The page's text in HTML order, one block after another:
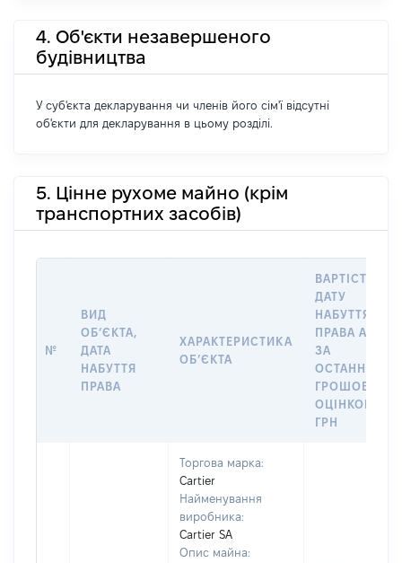
4. Об'єкти незавершеного
будівництва
У суб'єкта декларування чи членів його сім'ї відсутні
об'єкти для декларування в цьому розділі.
5. Цінне рухоме майно (крім
транспортних засобів)
№
ВИД
ОБʼЄКТА,
ДАТА
НАБУТТЯ
ПРАВА
ХАРАКТЕРИСТИКА
ОБʼЄКТА
ВАРТІСТЬ НА
ДАТУ
НАБУТТЯ
ПРАВА АБО
ЗА
ОСТАННЬОЮ
ГРОШОВОЮ
ОЦІНКОЮ,
ГРН
Торгова марка:
Cartier
Найменування
виробника:
Cartier SA
Опис майна: